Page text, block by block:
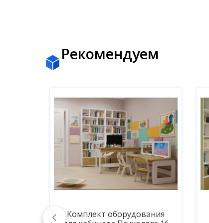
Рекомендуем
Комплект оборудования